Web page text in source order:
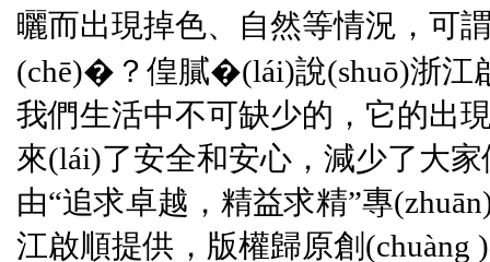
曬而出現掉色、自然等情況
(chē)�？偟膩�(lái)說(shuō)浙江
我們生活中不可缺少的，它的出
來(lái)了安全和安心，減少了
由“追求卓越，精益求精”專
江啟順提供，版權歸原創